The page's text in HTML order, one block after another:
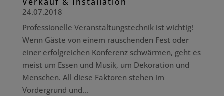
24.07.2018
Professionelle Veranstaltungstechnik ist wichtig!
Wenn Gäste von einem rauschenden Fest oder
einer erfolgreichen Konferenz schwärmen, geht es
meist um Essen und Musik, um Dekoration und
Menschen. All diese Faktoren stehen im
Vordergrund und...